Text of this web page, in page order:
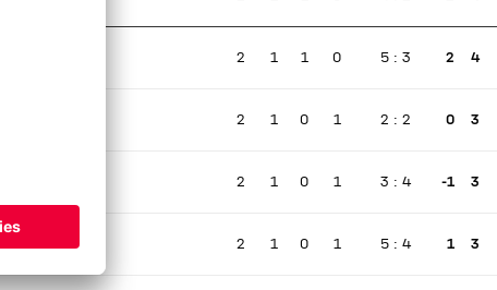
2 1 1 0 5 : 3 2 4
2 1 0 1 2 : 2 0 3
2 1 0 1 3 : 4 -1 3
2 1 0 1 5 : 4 1 3